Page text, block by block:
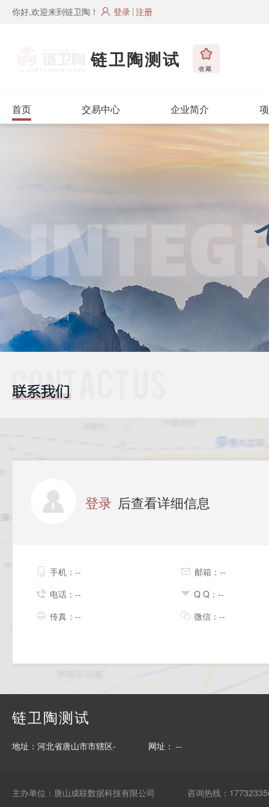
你好,欢迎来到链卫陶！ 登录 注册
链卫陶测试 收藏
首页 交易中心 企业简介
登录 后查看详细信息
手机：--
邮箱：--
电话：--
Q Q：--
传真：--
微信：--
链卫陶测试
地址：河北省唐山市市辖区- 网址： --
主办单位：唐山成联数据科技有限公司 咨询热线：